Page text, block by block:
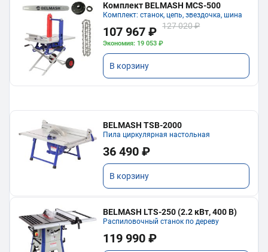
Комплект BELMASH MCS-500
Комплект: станок, цепь, звездочка, шина
107 967 ₽ 127 020 ₽
Экономия: 19 053 ₽
В корзину
BELMASH TSB-2000
Пила циркулярная настольная
36 490 ₽
В корзину
BELMASH LTS-250 (2.2 кВт, 400 В)
Распиловочный станок по дереву
119 990 ₽